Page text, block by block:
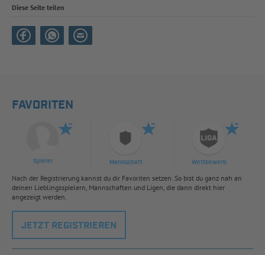
Diese Seite teilen
FAVORITEN
Spieler Mannschaft Wettbewerb
Nach der Registrierung kannst du dir Favoriten setzen. So bist du ganz nah an
deinen Lieblingsspielern, Mannschaften und Ligen, die dann direkt hier
angezeigt werden.
JETZT REGISTRIEREN